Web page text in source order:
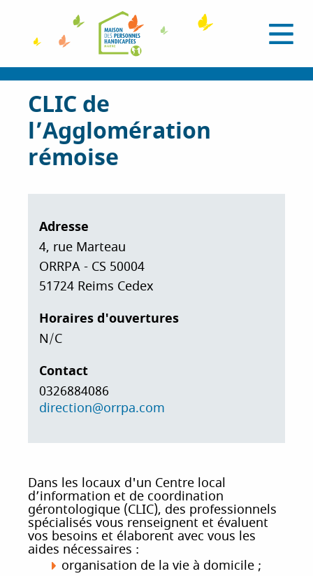
O
v
i
CLIC de
l’Agglomération
rémoise
Adresse
4, rue Marteau
ORRPA - CS 50004
51724 Reims Cedex
Horaires d'ouvertures
N/C
Contact
0326884086
direction@orrpa.com
Dans les locaux d'un Centre local
d’information et de coordination
gérontologique (CLIC), des professionnels
spécialisés vous renseignent et évaluent
vos besoins et élaborent avec vous les
aides nécessaires :
organisation de la vie à domicile ;